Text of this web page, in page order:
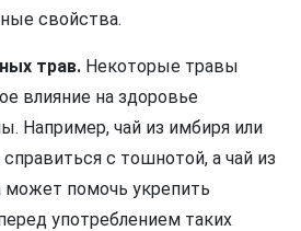
свойства.
трав. Некоторые травы
влияние на здоровье
Например, чай из имбиря или
с тошнотой, а чай из
помочь укрепить
употреблением таких